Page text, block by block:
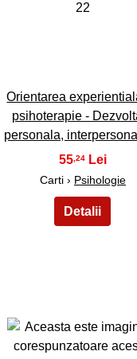
22
Orientarea
psihoterapie -
personala,
55,24
Carti › Psihologie